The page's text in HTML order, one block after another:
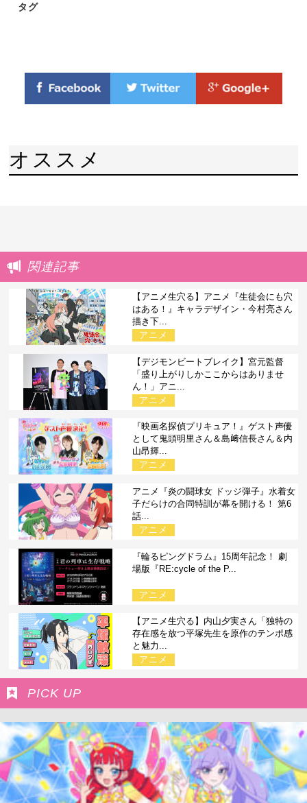
タグ
オススメ
関連記事
【アニメ生穴る】アニメ『生徒会にも穴
はある！』キャラデザイン・今村亮さん
描き下...
アニメ
【デジモンビートブレイク】宮元監督
「盛り上がりしかここからはありませ
ん！」アニ...
アニメ
『映画名探偵プリキュア！』ゲスト声優
として鬼頭明里さん＆島﨑信長さん＆内
山昂輝...
アニメ
アニメ『炎の闘球女 ドッジ弾子』水着女
子だらけの合同特訓が幕を開ける！ 第6
話...
アニメ
『輪るピングドラム』15周年記念！ 劇
場版『RE:cycle of the P...
アニメ
【アニメ生穴る】内山夕実さん「独特の
存在感を放つ平塚先生を原作のテンポ感
と魅力...
アニメ
PICK UP